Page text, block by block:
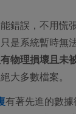
錯誤，不用
是系統暫時無
物理損壞且未
大多數檔案。
有著先進的數